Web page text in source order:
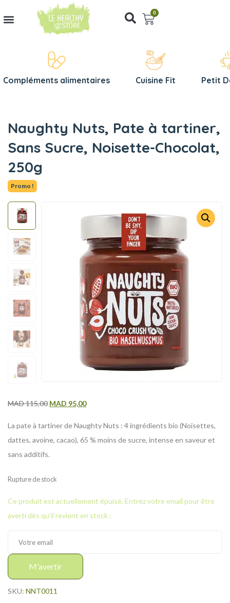
0
Compléments alimentaires Cuisine Fit Petit
Naughty Nuts, Pate à tartiner,
Sans Sucre, Noisette-Chocolat,
250g
Promo !
MAD115,00 MAD 95,00
La pate à tartiner de Naughty Nuts : 4 ingrédients bio (Noisettes,
dattes, avoine, cacao), 65 % moins de sucre, intense en saveur et
sans additifs.
Rupture de stock
Ce produit est actuellement épuisé. Entrez votre email pour être
averti dès qu'il revient en stock :
M'avertir
SKU: NNT0011